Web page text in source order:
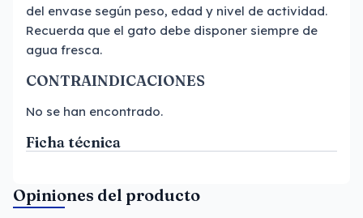
del envase según peso, edad y nivel de actividad.
Recuerda que el gato debe disponer siempre de
agua fresca.
CONTRAINDICACIONES
No se han encontrado.
Ficha técnica
Opiniones del producto